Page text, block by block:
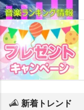
新着トレンド